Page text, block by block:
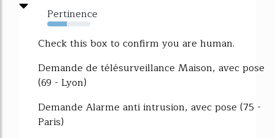
Pertinence
45%
Check this box to confirm you are human.
Demande de télésurveillance Maison, avec pose
(69 - Lyon)
Demande Alarme anti intrusion, avec pose (75 -
Paris)